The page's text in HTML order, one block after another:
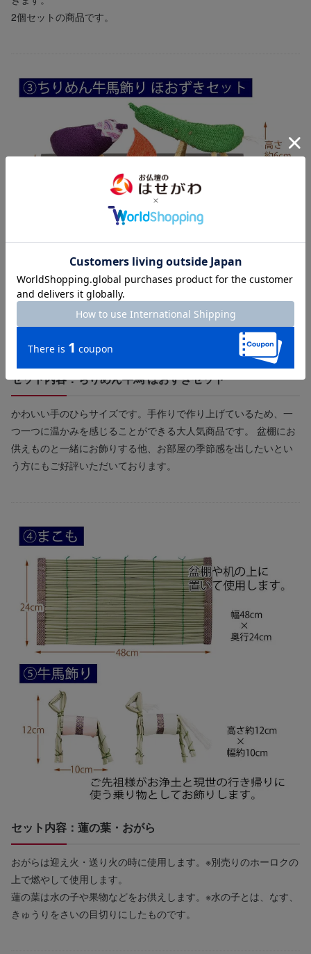
2個セットの商品です。
セット内容：ちりめん牛馬 ほおずきセット
かわいい手のひらサイズです。手作りで作り上げているため、一
つ一つに温かみを感じることができる大人気商品です。 盆棚にお
供えものと一緒にお飾りする他、お部屋の季節感を出したいとい
う方にもご好評いただいております。
セット内容：蓮の葉・おがら
おがらは迎え火・送り火の時に使用します。※別売りのホーロクの
上で燃やして使用します。
蓮の葉は水の子や果物などをお供えします。※水の子とは、なす、
きゅうりをさいの目切りにしたものです。